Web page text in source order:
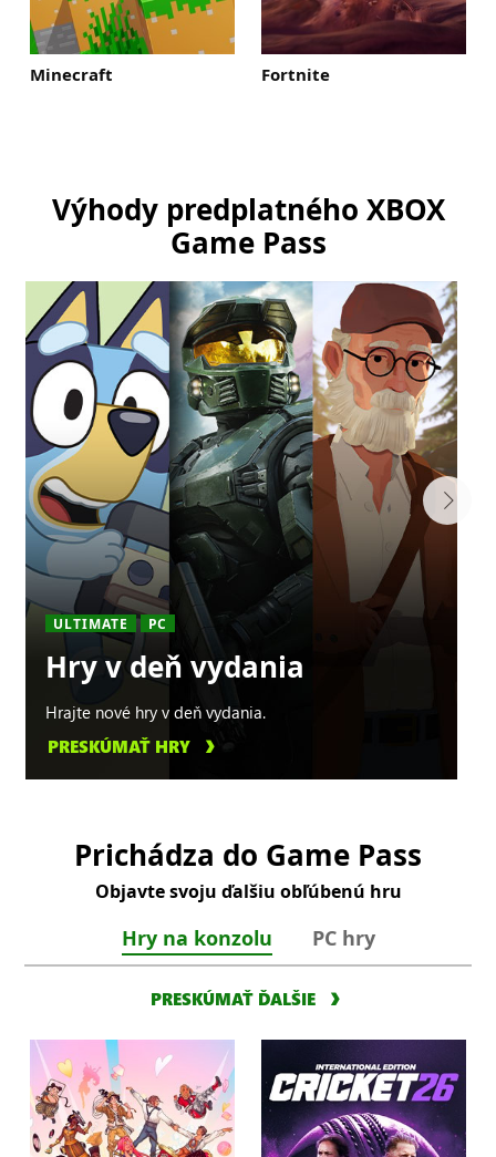
Minecraft Fortnite
Výhody predplatného XBOX
Game Pass
ULTIMATE PC
Hry v deň vydania
Hrajte nové hry v deň vydania.
PRESKÚMAŤ HRY
Prichádza do Game Pass
Objavte svoju ďalšiu obľúbenú hru
Hry na konzolu PC hry
PRESKÚMAŤ ĎALŠIE